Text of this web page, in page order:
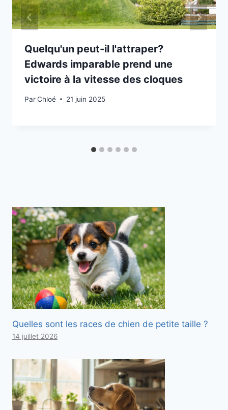
Quelqu'un peut-il l'attraper?
Edwards imparable prend une
victoire à la vitesse des cloques
ParChloé 21 juin 2025
Quelles sont les races de chien de petite taille ?
14 juillet 2026